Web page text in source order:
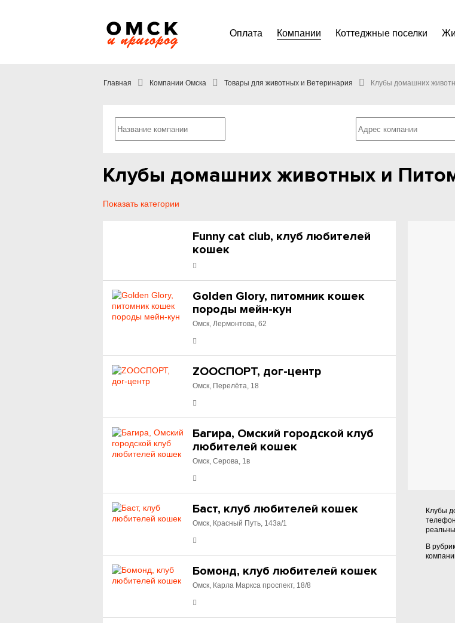
Оплата Компании Коттеджные поселки
Главная Компании Омска Товары для животных и Ветеринария Клубы домашних
Клубы домашних животных и
Показать категории
Funny cat club, клуб любителей
кошек
Golden Glory, питомник кошек
породы мейн-кун
Омск, Лермонтова, 62
ZOOСПОРТ, дог-центр
Омск, Перелёта, 18
Багира, Омский городской клуб
любителей кошек
Омск, Серова, 1в
Баст, клуб любителей кошек
Омск, Красный Путь, 143а/1
Бомонд, клуб любителей кошек
Омск, Карла Маркса проспект, 18/8
Клубы
В